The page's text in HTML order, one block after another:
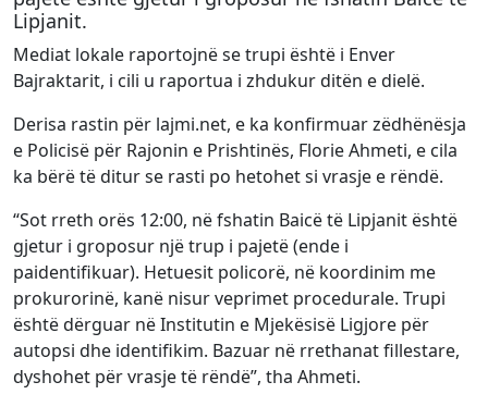
Lipjanit.
Mediat lokale raportojnë se trupi është i Enver
Bajraktarit, i cili u raportua i zhdukur ditën e dielë.
Derisa rastin për lajmi.net, e ka konfirmuar zëdhënësja
e Policisë për Rajonin e Prishtinës, Florie Ahmeti, e cila
ka bërë të ditur se rasti po hetohet si vrasje e rëndë.
“Sot rreth orës 12:00, në fshatin Baicë të Lipjanit është
gjetur i groposur një trup i pajetë (ende i
paidentifikuar). Hetuesit policorë, në koordinim me
prokurorinë, kanë nisur veprimet procedurale. Trupi
është dërguar në Institutin e Mjekësisë Ligjore për
autopsi dhe identifikim. Bazuar në rrethanat fillestare,
dyshohet për vrasje të rëndë”, tha Ahmeti.